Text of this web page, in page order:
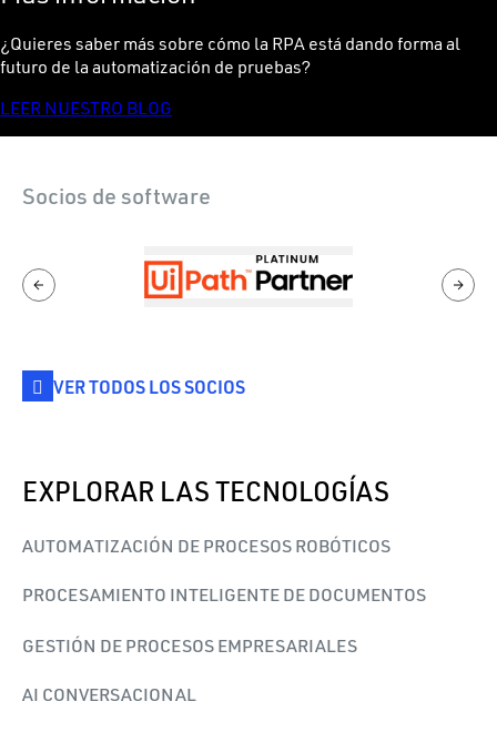
¿Quieres saber más sobre cómo la RPA está dando forma al
futuro de la automatización de pruebas?
LEER NUESTRO BLOG
Socios de software
VER TODOS LOS SOCIOS
EXPLORAR LAS TECNOLOGÍAS
AUTOMATIZACIÓN DE PROCESOS ROBÓTICOS
PROCESAMIENTO INTELIGENTE DE DOCUMENTOS
GESTIÓN DE PROCESOS EMPRESARIALES
AI CONVERSACIONAL